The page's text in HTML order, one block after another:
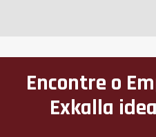
Encontre o
Exkalla